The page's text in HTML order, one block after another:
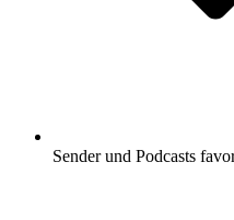
Sender und Podcasts